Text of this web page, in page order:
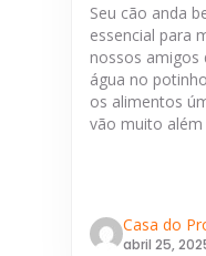
Seu cão anda
essencial para
nossos
água no
os alimentos
vão muito
Casa do
abril 25,